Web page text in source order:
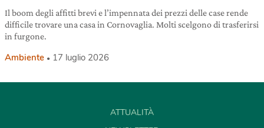
Il boom degli affitti brevi e l’impennata dei prezzi delle case rende
difficile trovare una casa in Cornovaglia. Molti scelgono di trasferirsi
in furgone.
Ambiente 17 luglio 2026
ATTUALITÀ